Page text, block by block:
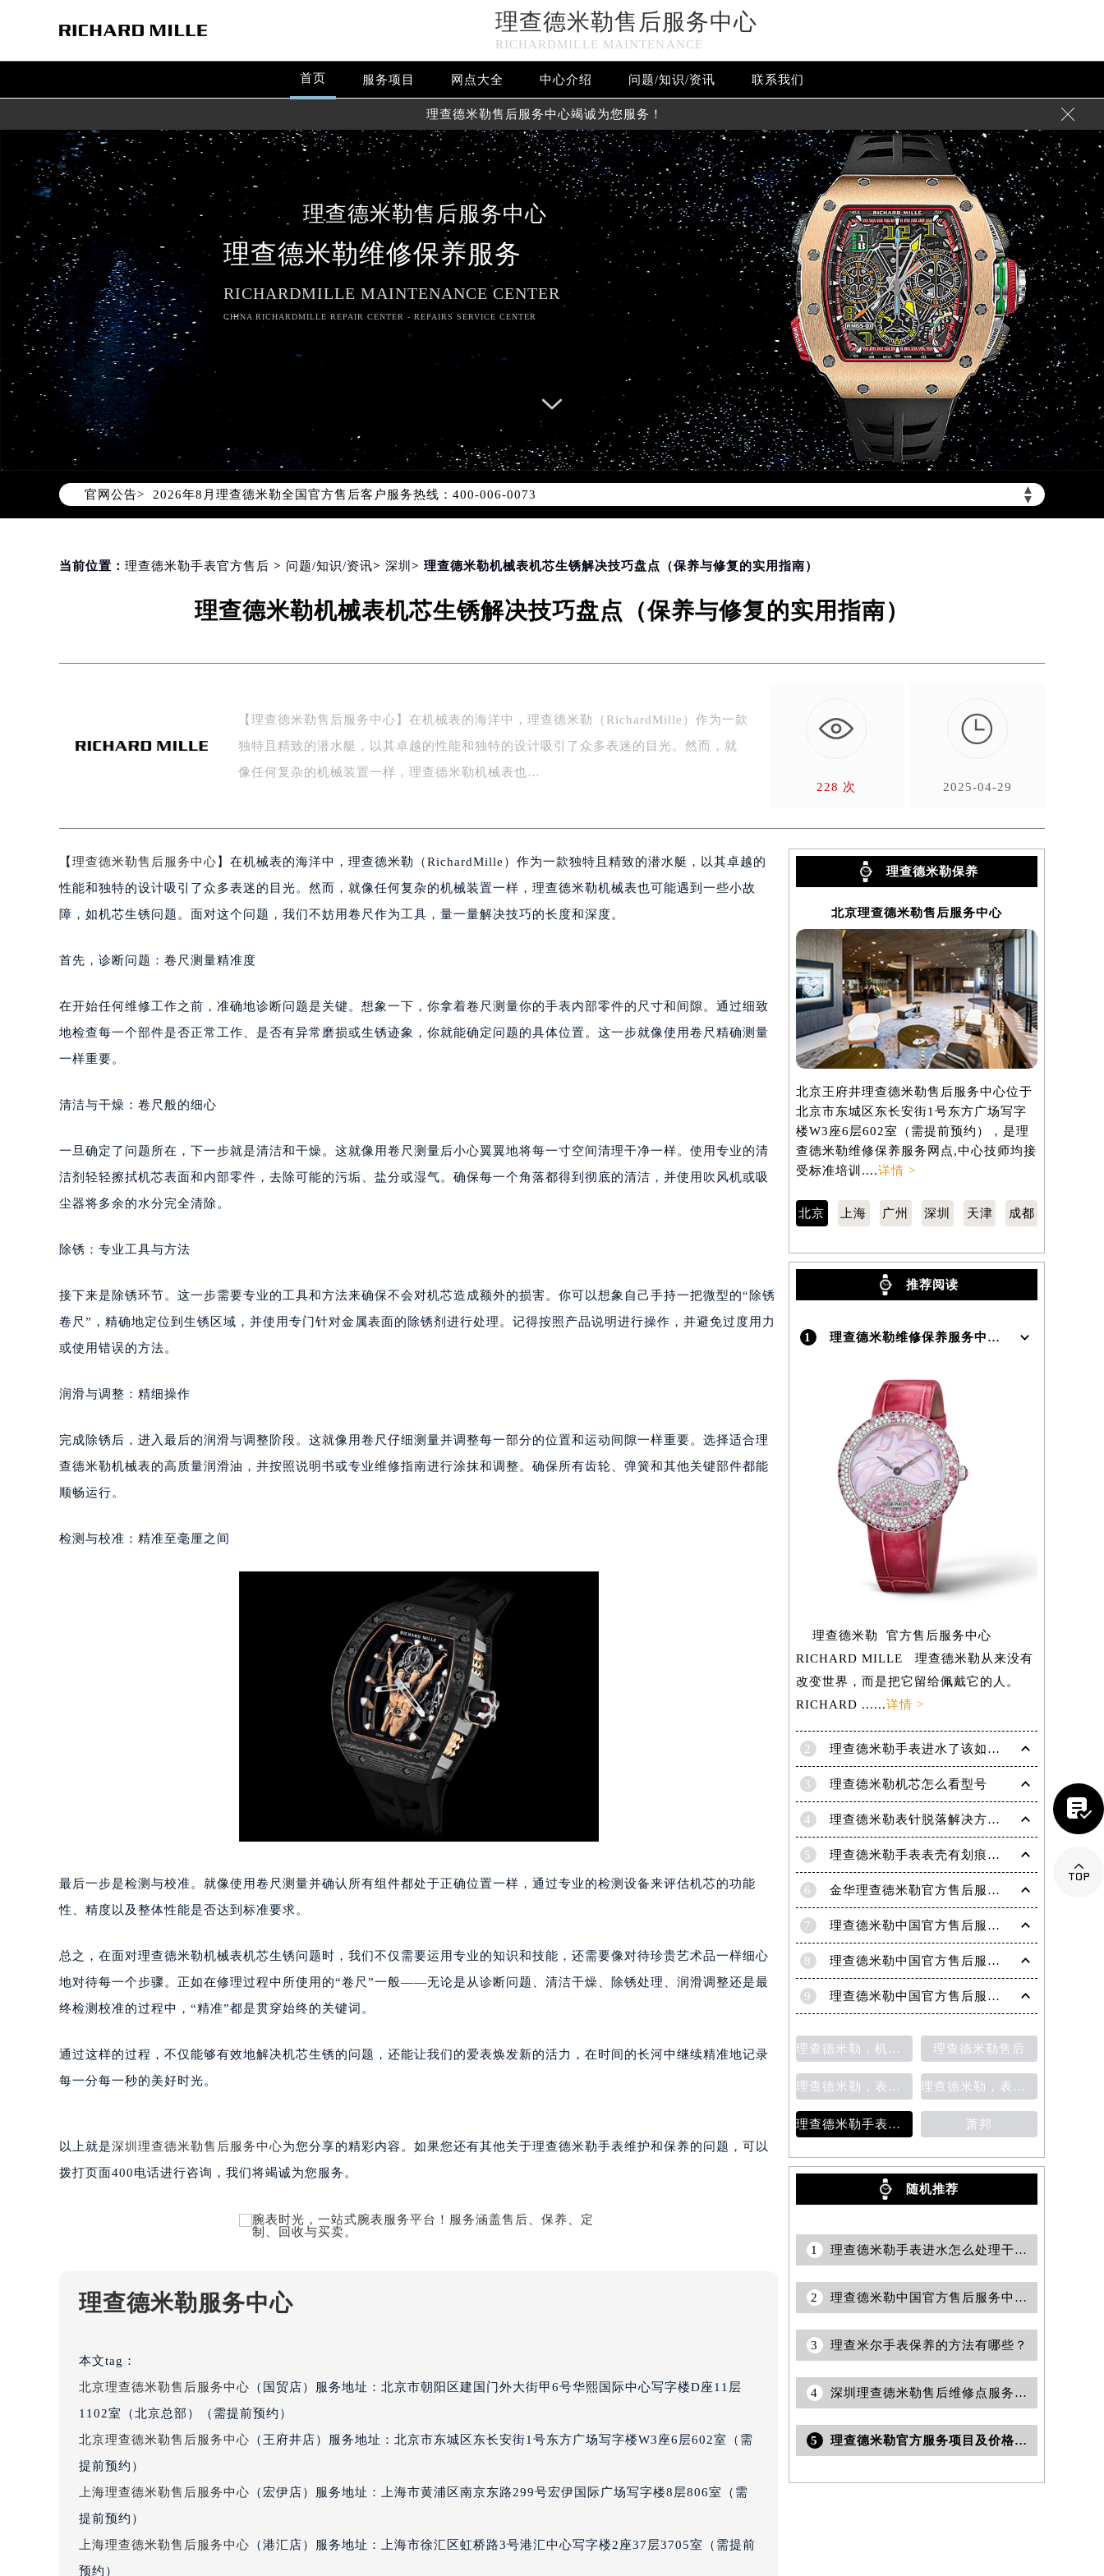
理查德米勒售后服务中心
RICHARDMILLE MAINTENANCE
首页 服务项目 网点大全 中心介绍 问题/知识/资讯 联系我们
理查德米勒售后服务中心竭诚为您服务！ 
理查德米勒售后服务中心
理查德米勒维修保养服务
RICHARDMILLE MAINTENANCE CENTER
CHINA RICHARDMILLE REPAIR CENTER - REPAIRS SERVICE CENTER
官网公告> ▲
▼
2026年8月理查德米勒中国区售后服务网络优化升级公告
2026年8月理查德米勒全国官方售后客户服务热线：400-006-0073
理查德米勒官方全国统一服务热线400-006-0073，服务覆盖中国大陆、香港、澳门、台湾全部区域（非大陆需加拨“+86”）
2026年8月理查德米勒售后服务中心最新网点地址：
北京市东城区东长安街1号东方广场写字楼W3座6层602室（需提前预约）
上海市徐汇区虹桥路3号港汇中心写字楼2座37层3705室（需提前预约）
扬州市邗江区国展路29号星耀天地写字楼1号楼18层1803室（需提前预约）
盐城市盐都区世纪大道5号盐城金融城写字楼1号楼16层1604室（需提前预约）
泰州市海陵区永定东路399号置地商务中心东塔写字楼（华润万象城）17层1706室（需提前预约）
绍兴市越城区胜利东路379号世茂天际中心写字楼8层805室（需提前预约）
嘉兴市南湖区广益路705号嘉兴世界贸易中心写字楼A座13层1304室（需提前预约）
南昌市红谷滩新区红谷中大道998号绿地双子塔（中央广场）A1座办公楼14层07室（需提前预约）
广州市天河区天河路230号万菱汇国际中心写字楼A塔7层704室（需提前预约）
深圳市罗湖区深南东路5001号华润大厦写字楼17层1701室（需提前预约）
惠州市惠城区江北文昌一路7号华贸大厦写字楼1座30层05室（需提前预约）
郑州市二七区铭功路10号华润大厦写字楼29层2905室（需提前预约）
太原市迎泽区解放路15号亨得利名表服务中心（品牌授权店）3层整层（需提前预约）
沈阳市沈河区中街路137号亨得利名表服务中心（品牌授权店）1层整层（需提前预约）
乌鲁木齐市天山区红山路26号时代广场（CCMALL）C座17层17-B（需提前预约）
哈尔滨市道里区友谊西路600号富力中心T2座写字楼29层03室（需提前预约）
大连市中山区人民路15号国际金融大厦7层G室（需提前预约）
佛山市禅城区季华五路57号万科金融中心C座12层1205室（需提前预约）
无锡市梁溪区人民中路139号恒隆广场写字楼1座11层1104室（需提前预约）
苏州市苏州工业园区星港街199号苏州中心办公楼C座22层08室（需提前预约）
武汉市江汉区解放大道686号世界贸易大厦38层09室（需提前预约）
泉州市丰泽区宝洲路729号浦西万达中心写字楼A座7楼709室（需提前预约）
烟台市芝罘区胜利路139号万达金融中心A座907室（需提前预约）
长春市朝阳区西安大路727号中银大厦A座(旺进大厦)18层09室（需提前预约）
贵阳市南明区都司高架桥路33号亨特国际金融中心14楼14D（需提前预约）
昆明市盘龙区北京路928号同德昆明广场写字楼10层06室（需提前预约）
石家庄市长安区中山东路39号勒泰中心写字楼B座13层07室（需提前预约）
西安市碑林区南关正街88号华侨城长安国际中心E座6楼10室（需提前预约）
海口市龙华区金贸东路5号海口华润大厦B座17层1707室（需提前预约）
唐山市路南区新华东道100号万达广场写字楼A座10层1002室（需提前预约）
台州市椒江区东海大道1800号腾达中心东1幢20楼2002室（需提前预约）
内蒙古自治区呼和浩特市玉泉区大学西街70号华润万象城写字楼（鄂尔多斯大厦）23层2326室（需提前预约）
甘肃省兰州市七里河区西津西路16号兰州中心写字楼21层2102室（需提前预约）
重庆市解放碑渝中区民权路28号英利国际金融中心写字楼20层01室（需提前预约）
黑龙江省鹤岗市向阳区红军路理查德米勒售后服务中心（需提前预约）
黑龙江省鸡西市鸡冠区红军路理查德米勒售后服务中心（需提前预约）
黑龙江省七台河市桃山区大同街理查德米勒售后服务中心（需提前预约）
黑龙江省齐齐哈尔市龙沙区龙华路理查德米勒售后服务中心（需提前预约）
黑龙江省绥化市北林区新华街与康庄路交叉口理查德米勒售后服务中心（需提前预约）
黑龙江省伊春市伊美区通河路理查德米勒售后服务中心（需提前预约）
吉林省吉林市船营区河南街理查德米勒售后服务中心（需提前预约）
吉林省辽源市龙山区人民大街理查德米勒售后服务中心（需提前预约）
吉林省四平市铁东区紫气大路与南九经街交汇处理查德米勒售后服务中心（需提前预约）
吉林省延边市延吉市解放路理查德米勒售后服务中心（需提前预约）
辽宁省鞍山市铁东区站前街理查德米勒售后服务中心（需提前预约）
辽宁省丹东市振兴区七经街理查德米勒售后服务中心（需提前预约）
辽宁省葫芦岛市连山区中央路理查德米勒售后服务中心（需提前预约）
辽宁省辽阳市白塔区新运大街理查德米勒售后服务中心（需提前预约）
辽宁省铁岭市银州区南马路理查德米勒售后服务中心（需提前预约）
当前位置： 理查德米勒手表官方售后 > 问题/知识/资讯> 深圳 > 理查德米勒机械表机芯生锈解决技巧盘点（保养与修复的实用指南）
理查德米勒机械表机芯生锈解决技巧盘点（保养与修复的实用指南）
【理查德米勒售后服务中心】在机械表的海洋中，理查德米勒（RichardMille）作为一款
独特且精致的潜水艇，以其卓越的性能和独特的设计吸引了众多表迷的目光。然而，就
像任何复杂的机械装置一样，理查德米勒机械表也…
228 次

2025-04-29
【 理查德米勒售后服务中心 】在机械表的海洋中，理查德米勒（RichardMille）作为一款独特且精致的潜水艇，以其卓越的
性能和独特的设计吸引了众多表迷的目光。然而，就像任何复杂的机械装置一样，理查德米勒机械表也可能遇到一些小故
障，如机芯生锈问题。面对这个问题，我们不妨用卷尺作为工具，量一量解决技巧的长度和深度。
首先，诊断问题：卷尺测量精准度
在开始任何维修工作之前，准确地诊断问题是关键。想象一下，你拿着卷尺测量你的手表内部零件的尺寸和间隙。通过细致
地检查每一个部件是否正常工作、是否有异常磨损或生锈迹象，你就能确定问题的具体位置。这一步就像使用卷尺精确测量
一样重要。
清洁与干燥：卷尺般的细心
一旦确定了问题所在，下一步就是清洁和干燥。这就像用卷尺测量后小心翼翼地将每一寸空间清理干净一样。使用专业的清
洁剂轻轻擦拭机芯表面和内部零件，去除可能的污垢、盐分或湿气。确保每一个角落都得到彻底的清洁，并使用吹风机或吸
尘器将多余的水分完全清除。
除锈：专业工具与方法
接下来是除锈环节。这一步需要专业的工具和方法来确保不会对机芯造成额外的损害。你可以想象自己手持一把微型的“除锈
卷尺”，精确地定位到生锈区域，并使用专门针对金属表面的除锈剂进行处理。记得按照产品说明进行操作，并避免过度用力
或使用错误的方法。
润滑与调整：精细操作
完成除锈后，进入最后的润滑与调整阶段。这就像用卷尺仔细测量并调整每一部分的位置和运动间隙一样重要。选择适合理
查德米勒机械表的高质量润滑油，并按照说明书或专业维修指南进行涂抹和调整。确保所有齿轮、弹簧和其他关键部件都能
顺畅运行。
检测与校准：精准至毫厘之间
最后一步是检测与校准。就像使用卷尺测量并确认所有组件都处于正确位置一样，通过专业的检测设备来评估机芯的功能
性、精度以及整体性能是否达到标准要求。
总之，在面对理查德米勒机械表机芯生锈问题时，我们不仅需要运用专业的知识和技能，还需要像对待珍贵艺术品一样细心
地对待每一个步骤。正如在修理过程中所使用的“卷尺”一般——无论是从诊断问题、清洁干燥、除锈处理、润滑调整还是最
终检测校准的过程中，“精准”都是贯穿始终的关键词。
通过这样的过程，不仅能够有效地解决机芯生锈的问题，还能让我们的爱表焕发新的活力，在时间的长河中继续精准地记录
每一分每一秒的美好时光。
以上就是深圳理查德米勒售后服务中心为您分享的精彩内容。如果您还有其他关于理查德米勒手表维护和保养的问题，可以
拨打页面400电话进行咨询，我们将竭诚为您服务。
理查德米勒服务中心
本文tag：
北京理查德米勒售后服务中心 （国贸店）服务地址：北京市朝阳区建国门外大街甲6号华熙国际中心写字楼D座11层
1102室（北京总部）（需提前预约）
北京理查德米勒售后服务中心 （王府井店）服务地址：北京市东城区东长安街1号东方广场写字楼W3座6层602室（需
提前预约）
上海理查德米勒售后服务中心 （宏伊店）服务地址：上海市黄浦区南京东路299号宏伊国际广场写字楼8层806室（需
提前预约）
上海理查德米勒售后服务中心 （港汇店）服务地址：上海市徐汇区虹桥路3号港汇中心写字楼2座37层3705室（需提前
预约）
理查德米勒保养
北京理查德米勒售后服务中心
北京王府井理查德米勒售后服务中心位于
北京市东城区东长安街1号东方广场写字
楼W3座6层602室（需提前预约），是理
查德米勒维修保养服务网点,中心技师均接
受标准培训....详情 >
北京 上海 广州 深圳 天津 成都
推荐阅读
1 理查德米勒维修保养服务中心介绍 | Richard
理查德米勒 官方售后服务中心
RICHARD MILLE 理查德米勒从来没有
改变世界，而是把它留给佩戴它的人。
RICHARD ......详情 >
2 理查德米勒手表进水了该如何的处理呢？
3 理查德米勒机芯怎么看型号
4 理查德米勒表针脱落解决方法（专业维修指南与注意事项）
5 理查德米勒手表表壳有划痕处理方法
6 金华理查德米勒官方售后服务中心｜网点地址与电话权威信息公示（2026年6月最新）
7 理查德米勒中国官方售后服务中心｜服务热线与门店详细地址权威信息公告（2026年6月最新）
8 理查德米勒中国官方售后服务中心｜全部地址与售后服务电话权威信息公告（2026年7月最新）
9 理查德米勒中国官方售后服务中心｜网点地址与24小时售后热线权威信息通知（2026年7月最新）
理查德米勒，机芯生锈 理查德米勒售后
理查德米勒，表针变形 理查德米勒，表带清洗
理查德米勒手表表镜出现划痕该如何处理？ 萧邦
随机推荐
1 理查德米勒手表进水怎么处理干的快？
2 理查德米勒中国官方售后服务中心｜全新维修地址及服务热线权威信息通告（2026年7月最新）
3 理查米尔手表保养的方法有哪些？
4 深圳理查德米勒售后维修点服务电话地址权威公示（2026年7月最新）
5 理查德米勒官方服务项目及价格查询｜详细网点地址及客服热线权威信息通告（2026年7月最新）

